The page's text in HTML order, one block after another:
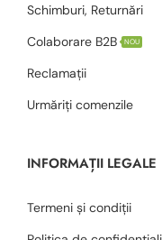
Schimburi, Returnări
Colaborare B2B
NOU
Reclamații
Urmăriți comenzile
INFORMAȚII LEGALE
Termeni și condiții